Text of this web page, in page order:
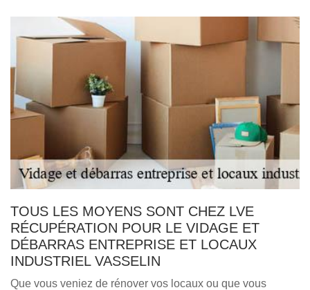
TOUS LES MOYENS SONT CHEZ LVE
RÉCUPÉRATION POUR LE VIDAGE ET
DÉBARRAS ENTREPRISE ET LOCAUX
INDUSTRIEL VASSELIN
Que vous veniez de rénover vos locaux ou que vous